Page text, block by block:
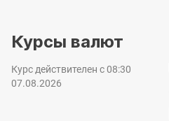
Курсы валют
Курс действителен с 08:30
07.08.2026